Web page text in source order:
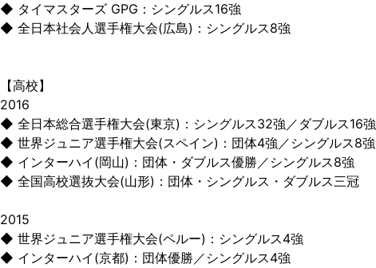
◆ タイマスターズ GPG：シングルス16強
◆ 全日本社会人選手権大会(広島)：シングルス8強
【高校】
2016
◆ 全日本総合選手権大会(東京)：シングルス32強／ダブルス16強
◆ 世界ジュニア選手権大会(スペイン)：団体4強／シングルス8強
◆ インターハイ(岡山)：団体・ダブルス優勝／シングルス8強
◆ 全国高校選抜大会(山形)：団体・シングルス・ダブルス三冠
2015
◆ 世界ジュニア選手権大会(ペルー)：シングルス4強
◆ インターハイ(京都)：団体優勝／シングルス4強